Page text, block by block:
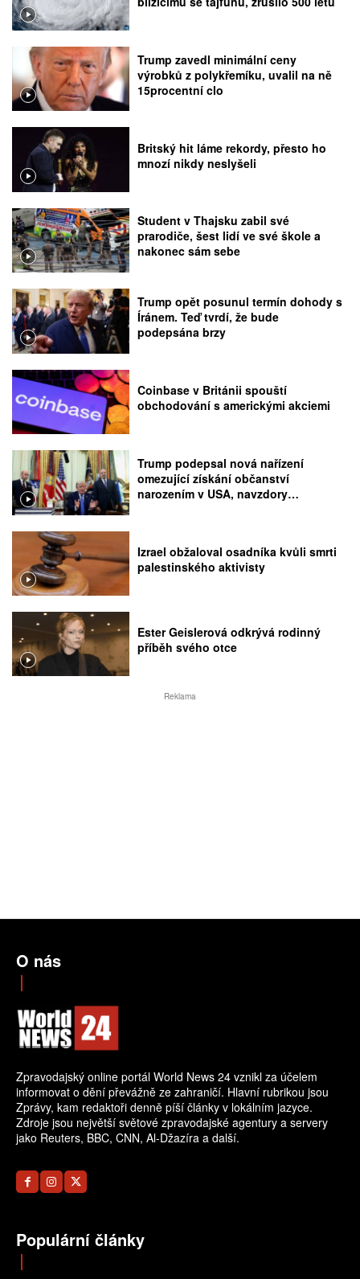
Trump zavedl minimální ceny
výrobků z polykřemíku, uvalil na ně
15procentní clo
Britský hit láme rekordy, přesto ho
mnozí nikdy neslyšeli
Student v Thajsku zabil své
prarodiče, šest lidí ve své škole a
nakonec sám sebe
Trump opět posunul termín dohody s
Íránem. Teď tvrdí, že bude
podepsána brzy
Coinbase v Británii spouští
obchodování s americkými akciemi
Trump podepsal nová nařízení
omezující získání občanství
narozením v USA, navzdory
Izrael obžaloval osadníka kvůli smrti
palestinského aktivisty
Ester Geislerová odkrývá rodinný
příběh svého otce
Reklama
O nás
Zpravodajský online portál World News 24 vznikl za účelem
informovat o dění převážně ze zahraničí. Hlavní rubrikou jsou
Zprávy, kam redaktoři denně píší články v lokálním jazyce.
Zdroje jsou největší světové zpravodajské agentury a servery
jako Reuters, BBC, CNN, Al-Džazíra a další.
Populární články